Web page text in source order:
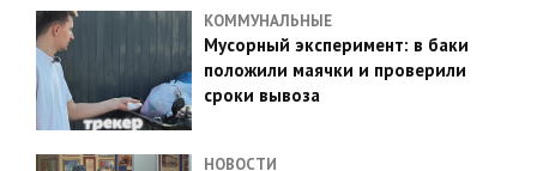
КОММУНАЛЬНЫЕ
Мусорный эксперимент: в баки
положили маячки и проверили
сроки вывоза
НОВОСТИ